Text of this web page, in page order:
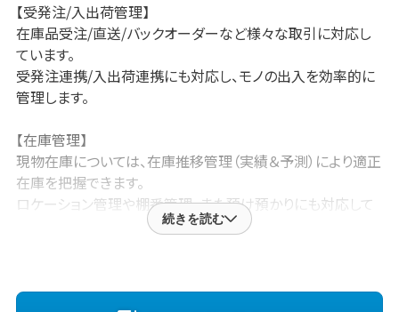
【受発注/入出荷管理】
在庫品受注/直送/バックオーダーなど様々な取引に対応し
ています。
受発注連携/入出荷連携にも対応し、モノの出入を効率的に
管理します。
【在庫管理】
現物在庫については、在庫推移管理（実績＆予測）により適正
在庫を把握できます。
ロケーション管理や棚番管理、また預け預かりにも対応して
続きを読む